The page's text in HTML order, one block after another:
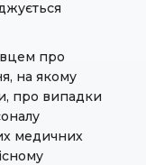
про
на якому
про випадки
медичних